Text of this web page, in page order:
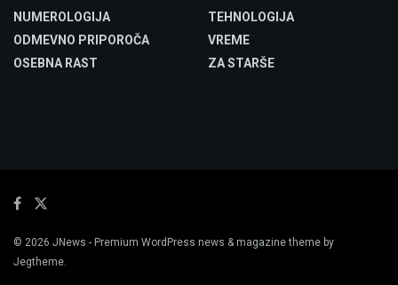
NUMEROLOGIJA
ODMEVNO PRIPOROČA
OSEBNA RAST
TEHNOLOGIJA
VREME
ZA STARŠE
© 2026 JNews - Premium WordPress news & magazine theme by
Jegtheme